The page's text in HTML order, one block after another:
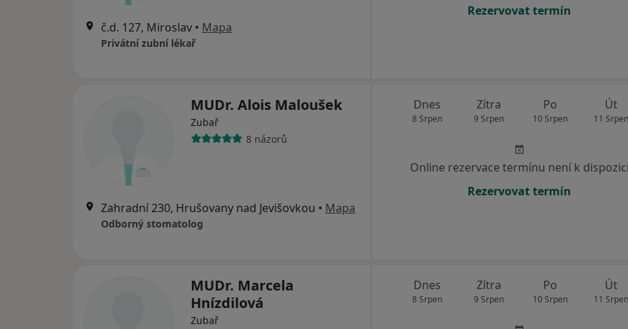
č.d. 127, Miroslav • Mapa
Privátní zubní lékař
Rezervovat termín
MUDr. Alois Maloušek
Zubař
8 názorů
Zahradní 230, Hrušovany nad Jevišovkou • Mapa
Odborný stomatolog
Dnes
8 Srpen
Zítra
9 Srpen
Po
10 Srpen
Út
11 Srpen
Online rezervace termínu není k dispozici
Rezervovat termín
MUDr. Marcela
Hnízdilová
Zubař
Dnes
8 Srpen
Zítra
9 Srpen
Po
10 Srpen
Út
11 Srpen